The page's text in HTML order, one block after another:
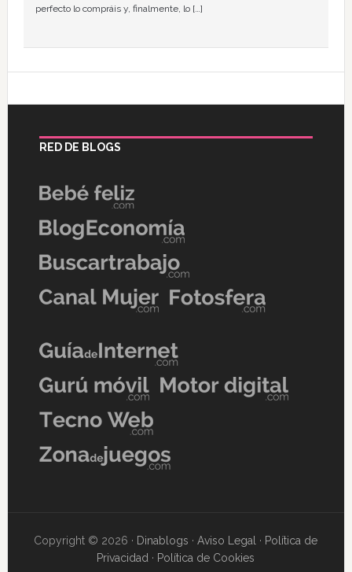
perfecto lo compráis y, finalmente, lo […]
RED DE BLOGS
Copyright © 2026 · Dinablogs ·Aviso Legal · Política de
Privacidad · Política de Cookies